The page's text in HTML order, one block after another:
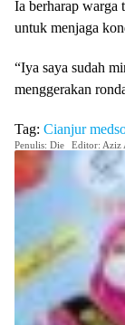
Ia berharap warga
untuk menjaga
“Iya saya sudah
menggerakan
Tag: Cianjur
Penulis: Die Editor: Aziz